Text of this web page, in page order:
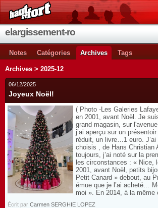
elargissement-ro
Notes Catégories Archives Tags
Archives > 2025-12
06/12/2025
Joyeux Noël!
( Photo -Les Galeries
en 2001, avant Noël. Je
grand magasin, sur
j’ai aperçu sur un
réduit, un livre…1 euro.
choisis , de Hans Christian
toujours, j’ai noté sur la
les circonstances : « Nice,
2001, avant Noël, petits
Petit Canard » debout, au
émue que je l’ai acheté…
moi ». En 2014, à la même
Écrit par Carmen SERGHIE LOPEZ